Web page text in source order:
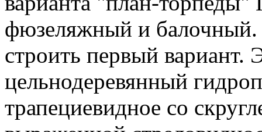
фюзеляжный и
строить первый вариант.
цельнодеревянный
трапециевидное со